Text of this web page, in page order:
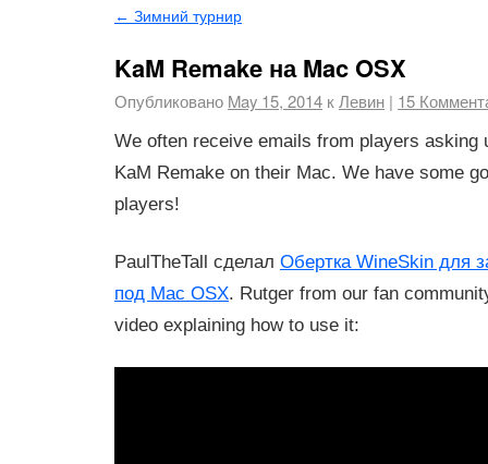
← Зимний турнир
KaM Remake на Mac OSX
Опубликовано May 15, 2014 кЛевин | 15
We often receive emails from players asking
KaM Remake on their Mac. We have some
players!
PaulTheTall сделал Обертка WineSkin для
под Mac OSX. Rutger from our fan
video explaining how to use it: